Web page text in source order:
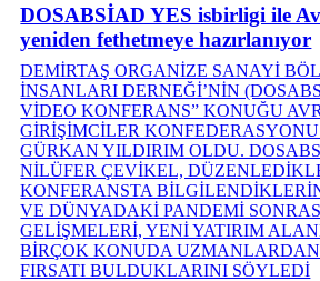
DOSABSİAD YES isbirligi ile
yeniden fethetmeye hazırlanıyor
DEMİRTAŞ ORGANİZE SANAYİ
İNSANLARI DERNEĞİ’NİN
VİDEO KONFERANS” KONUĞU
GİRİŞİMCİLER
GÜRKAN YILDIRIM OLDU.
NİLÜFER ÇEVİKEL,
KONFERANSTA
VE DÜNYADAKİ PANDEMİ
GELİŞMELERİ, YENİ YATIRIM
BİRÇOK KONUDA UZMANLARDAN
FIRSATI BULDUKLARINI SÖYLEDİ